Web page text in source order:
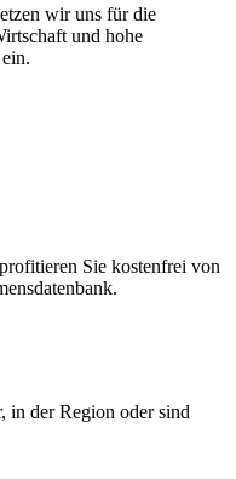
wir uns für die
und hohe
Sie kostenfrei von
in der Region oder sind